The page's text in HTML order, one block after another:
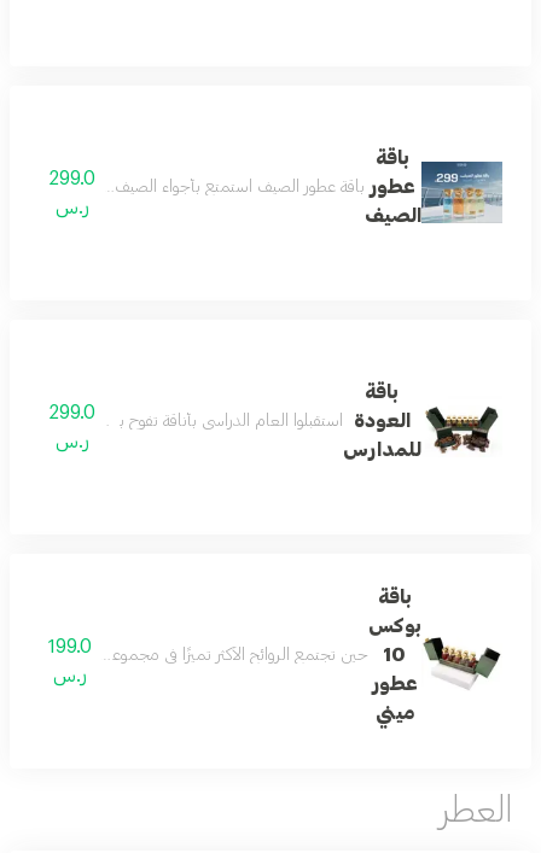
باقة
عطور
الصيف
باقة عطور الصيف استمتع بأجواء الصيف المنعشة مع باقة
299.0
ر.س
باقة
العودة
للمدارس
استقبلوا العام الدراسي بأناقة تفوح بالفخامة مع باقة العوده للمدارس من رسيس تتكون الباقة من 12عطور ميني
299.0
ر.س
باقة
بوكس
10
عطور
ميني
حين تجتمع الروائح الأكثر تميزًا في مجموعة واحدة تكون النتيجة تجربة عطرية لا تشبه غيرها تضم هذه التشكيلة 10 عطور 15 مل مختارة بعناية تتنقل بين النفحات الشرقية والزهرية
199.0
ر.س
العطر